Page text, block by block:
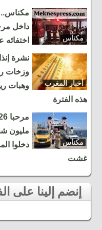
مكناس
داخل
اختفائه
أخبار المغرب
نشرة
وزخات
وهبات
هذه الفترة
مكناس
مليون
دخلوا
غشت